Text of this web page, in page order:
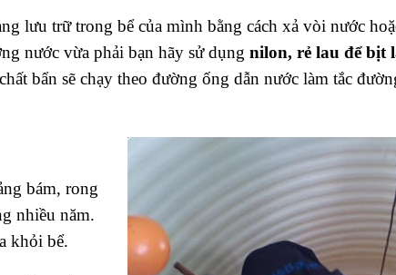
lưu trữ trong bể của mình bằng cách xả vòi nước
nước vừa phải bạn hãy sử dụng nilon, rẻ lau để bịt
bẩn sẽ chạy theo đường ống dẫn nước làm tắc
bám, rong
nhiều năm.
khỏi bể.